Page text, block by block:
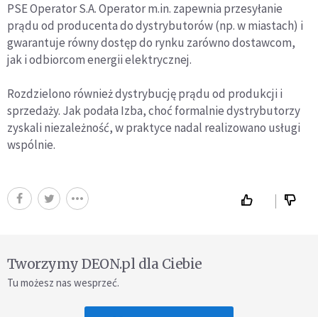
PSE Operator S.A. Operator m.in. zapewnia przesyłanie
prądu od producenta do dystrybutorów (np. w miastach) i
gwarantuje równy dostęp do rynku zarówno dostawcom,
jak i odbiorcom energii elektrycznej.
Rozdzielono również dystrybucję prądu od produkcji i
sprzedaży. Jak podała Izba, choć formalnie dystrybutorzy
zyskali niezależność, w praktyce nadal realizowano usługi
wspólnie.
Tworzymy DEON.pl dla Ciebie
Tu możesz nas wesprzeć.